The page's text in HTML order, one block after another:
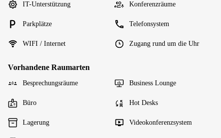
IT-Unterstützung Konferenzräume
Parkplätze Telefonsystem
WIFI / Internet Zugang rund um die Uhr
Vorhandene Raumarten
Besprechungsräume Business Lounge
Büro Hot Desks
Lagerung Videokonferenzsystem